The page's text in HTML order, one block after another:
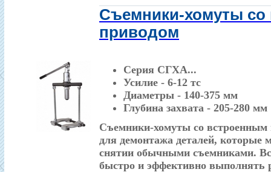
Съемники-хомуты со
приводом
Серия СГХА...
Усилие - 6-12 тс
Диаметры - 140-375 мм
Глубина захвата - 205-280 мм
Съемники-хомуты со встроенным
для демонтажа деталей, которые
снятии обычными съемниками.
быстро и эффективно выполнять